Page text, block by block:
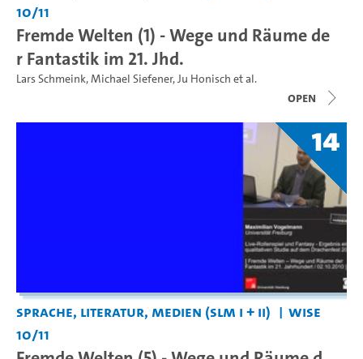
10/11
Fremde Welten (1) - Wege und Räume de
r Fantastik im 21. Jhd.
Lars Schmeink,Michael Siefener,Ju Honisch et al.
open
14
Sprache, Literatur, Medien (SLM I + II)
WiSe
10/11